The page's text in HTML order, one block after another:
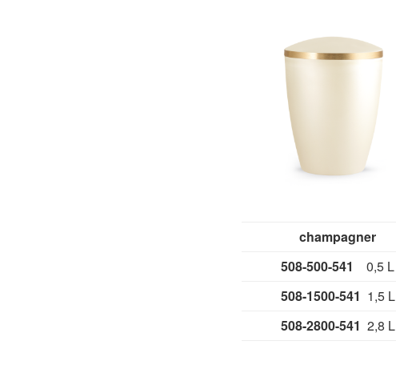
champagner
508-500-5410,5 L
508-1500-541 1,5 L
508-2800-541 2,8 L